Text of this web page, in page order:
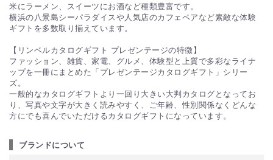
ル」、「シュエット」が大変人気です。ギフトの質はそのまま
にコストカットしているので、予算内で充実感のあるギフトを
お贈りいただけます。
Q. たくさん買いたいのですが、割引はありますか？
口注文割引をご用意しています。詳細は「カタログギフト まと
め買い・大口注文フォーム」をご確認ください。
カタログギフト まとめ買い・大口注文フォーム
※一部対象外の商品がございます。
米にラーメン、スイーツにお酒など種類豊富です。
横浜の八景島シーパラダイスや人気店のカフェペアなど素敵な体験
ギフトを多数取り揃えています。
【リンベルカタログギフト プレゼンテージの特徴】
ファッション、雑貨、家電、グルメ、体験型と上質で多彩なライナ
ップを一冊にまとめた「プレゼンテージカタログギフト」シリー
ズ。
一般的なカタログギフトより一回り大きい大判カタログとなってお
り、写真や文字が大きく読みやすく、ご年齢、性別関係なくどんな
方にでも喜んでいただけるカタログギフトになっています。
ブランドについて